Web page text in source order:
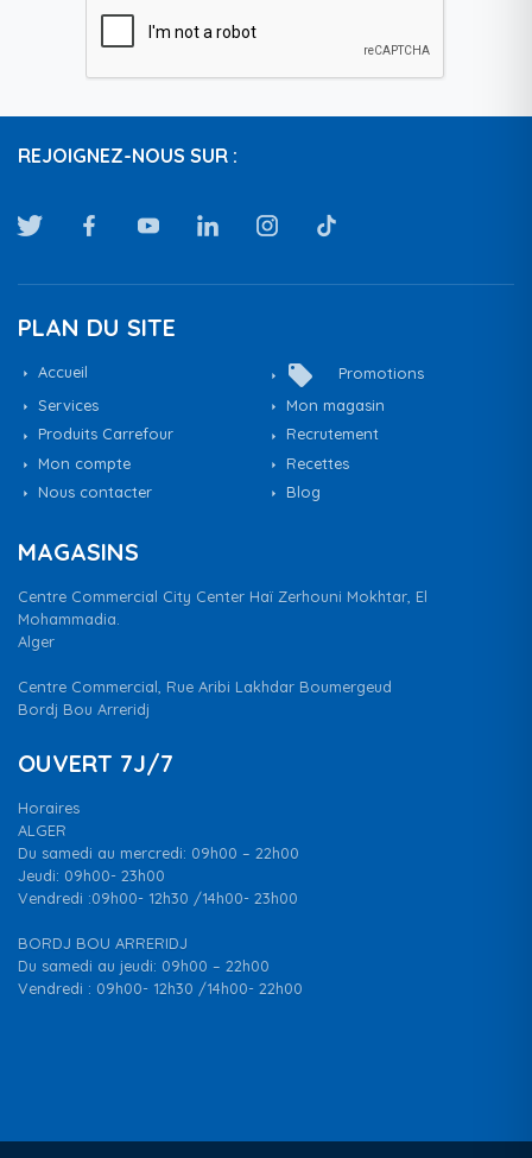
REJOIGNEZ-NOUS SUR :
PLAN DU SITE
Accueil local_offer
Promotions
Services
Mon magasin
Produits Carrefour
Recrutement
Mon compte
Recettes
Nous contacter
Blog
MAGASINS
Centre Commercial City Center Haï Zerhouni Mokhtar, El
Mohammadia.
Alger
Centre Commercial, Rue Aribi Lakhdar Boumergeud
Bordj Bou Arreridj
OUVERT 7J/7
Horaires
ALGER
Du samedi au mercredi: 09h00 – 22h00
Jeudi: 09h00- 23h00
Vendredi :09h00- 12h30 /14h00- 23h00
BORDJ BOU ARRERIDJ
Du samedi au jeudi: 09h00 – 22h00
Vendredi : 09h00- 12h30 /14h00- 22h00